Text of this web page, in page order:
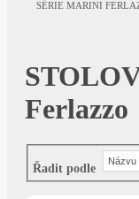
SÉRIE MARINI
Ferlazzo
Řadit podle
Názvu